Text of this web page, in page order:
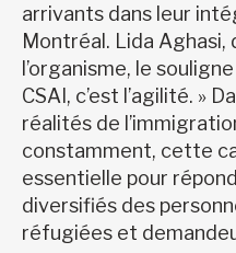
arrivants dans leur
Montréal. Lida
l’organisme, le
CSAI, c’est l’agilité. »
réalités de
constamment, cette
essentielle pour
diversifiés des
réfugiées et